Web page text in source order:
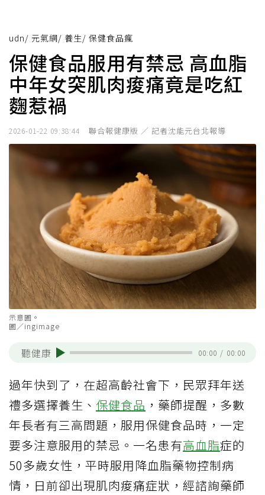
udn/ 元氣網/ 養生/ 保健食品瘋
保健食品服用有禁忌 高血脂
中年女突肌肉痠痛竟是吃紅
麴惹禍
2026-01-22 09:38:44 聯合報健康版 ／ 記者沈能元台北報導
示意圖。
圖／ingimage
聽健康 00:00 / 00:00
過年快到了，在超高齡社會下，民眾拜年送
禮多選擇養生、 保健食品 ，藥師提醒，多數
年長者有三高問題，服用保健食品時，一定
要多注意服用的禁忌。一名患有高血脂症的
50多歲女性，平時服用降血脂藥物控制病
情，日前卻出現肌肉痠痛症狀，經諮詢藥師